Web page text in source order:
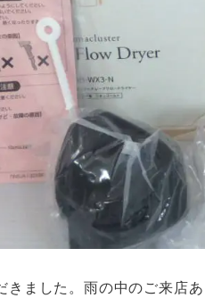
ました。雨の中のご来店